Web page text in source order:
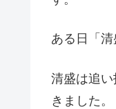
ある日「
清盛は追
きました。